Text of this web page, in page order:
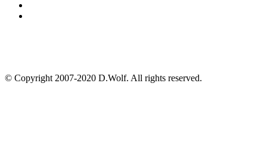
© Copyright 2007-2020 D.Wolf. All rights reserved.